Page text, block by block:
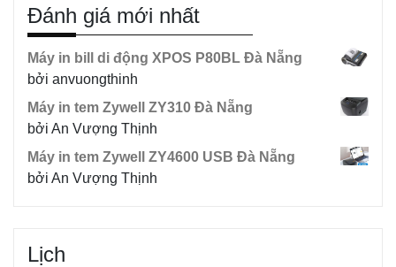
Đánh giá mới nhất
Máy in bill di động XPOS P80BL Đà Nẵng
bởi anvuongthinh
Máy in tem Zywell ZY310 Đà Nẵng
bởi An Vượng Thịnh
Máy in tem Zywell ZY4600 USB Đà Nẵng
bởi An Vượng Thịnh
Lịch